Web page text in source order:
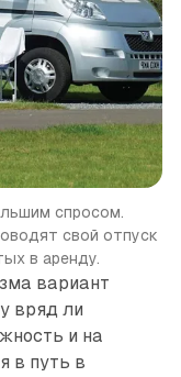
спросом.
свой отпуск
в аренду.
вариант
вряд ли
и на
в путь в